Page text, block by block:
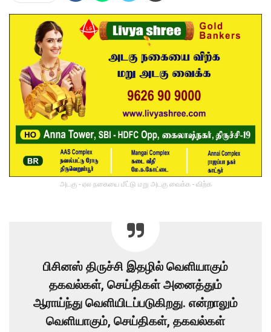
அடகு - ஏல நகையை மீட்டு மறு அடகு வைக்க - விற்க
பிசினஸ் திருச்சி இதழில் வெளியாகும்
தகவல்கள், செய்திகள் அனைத்தும்
ஆராய்ந்து வெளியிடப்படுகிறது. என்றாலும்
வெளியாகும், செய்திகள், தகவல்கள்